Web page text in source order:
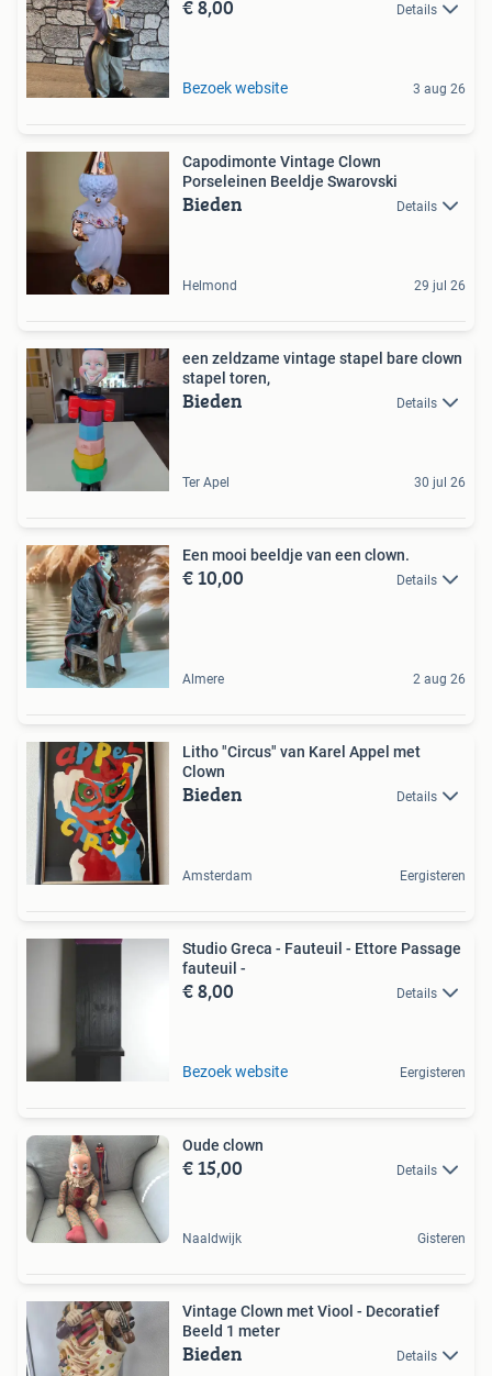
€ 8,00 Details
Bezoek website 3 aug 26
Capodimonte Vintage Clown
Porseleinen Beeldje Swarovski
Bieden Details
Helmond 29 jul 26
een zeldzame vintage stapel bare clown
stapel toren,
Bieden Details
Ter Apel 30 jul 26
Een mooi beeldje van een clown.
€ 10,00 Details
Almere 2 aug 26
Litho "Circus" van Karel Appel met
Clown
Bieden Details
Amsterdam Eergisteren
Studio Greca - Fauteuil - Ettore Passage
fauteuil -
€ 8,00 Details
Bezoek website Eergisteren
Oude clown
€ 15,00 Details
Naaldwijk Gisteren
Vintage Clown met Viool - Decoratief
Beeld 1 meter
Bieden Details